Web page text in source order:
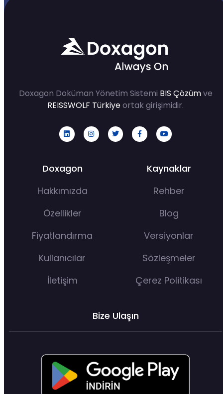
Doxagon Doküman Yönetim Sistemi BIS Çözümve
REISSWOLF Türkiyeortak girişimidir.
Doxagon
Hakkımızda
Özellikler
Fiyatlandırma
Kullanıcılar
İletişim
Kaynaklar
Rehber
Blog
Versiyonlar
Sözleşmeler
Çerez Politikası
Bize Ulaşın